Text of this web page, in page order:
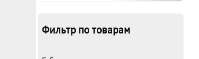
Фильтр по товарам